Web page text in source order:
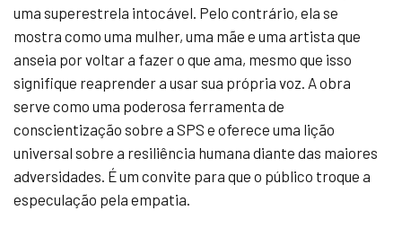
uma superestrela intocável. Pelo contrário, ela se
mostra como uma mulher, uma mãe e uma artista que
anseia por voltar a fazer o que ama, mesmo que isso
signifique reaprender a usar sua própria voz. A obra
serve como uma poderosa ferramenta de
conscientização sobre a SPS e oferece uma lição
universal sobre a resiliência humana diante das maiores
adversidades. É um convite para que o público troque a
especulação pela empatia.